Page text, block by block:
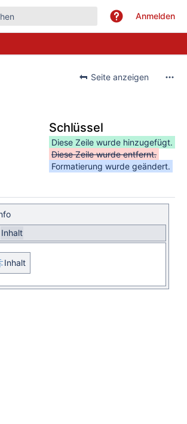
Anmelden
Seite anzeigen
Schlüssel
Diese Zeile wurde hinzugefügt.
Diese Zeile wurde entfernt.
Formatierung wurde geändert.
Inhalt
Inhalt